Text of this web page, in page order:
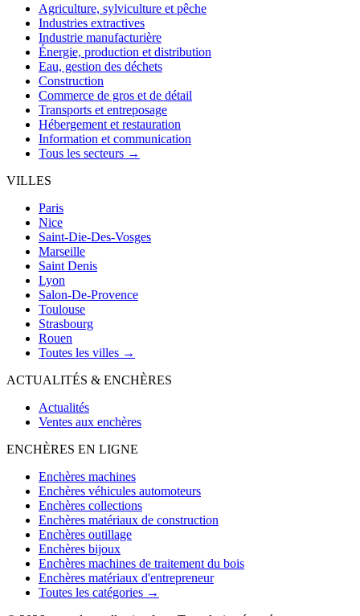
Agriculture, sylviculture et pêche
Industries extractives
Industrie manufacturière
Énergie, production et distribution
Eau, gestion des déchets
Construction
Commerce de gros et de détail
Transports et entreposage
Hébergement et restauration
Information et communication
Tous les secteurs →
VILLES
Paris
Nice
Saint-Die-Des-Vosges
Marseille
Saint Denis
Lyon
Salon-De-Provence
Toulouse
Strasbourg
Rouen
Toutes les villes →
ACTUALITÉS & ENCHÈRES
Actualités
Ventes aux enchères
ENCHÈRES EN LIGNE
Enchères machines
Enchères véhicules automoteurs
Enchères collections
Enchères matériaux de construction
Enchères outillage
Enchères bijoux
Enchères machines de traitement du bois
Enchères matériaux d'entrepreneur
Toutes les catégories →